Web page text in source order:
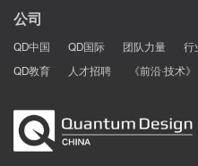
公司
QD中国 QD国际 团队力量 行
QD教育
人才招聘 《前沿·技术》